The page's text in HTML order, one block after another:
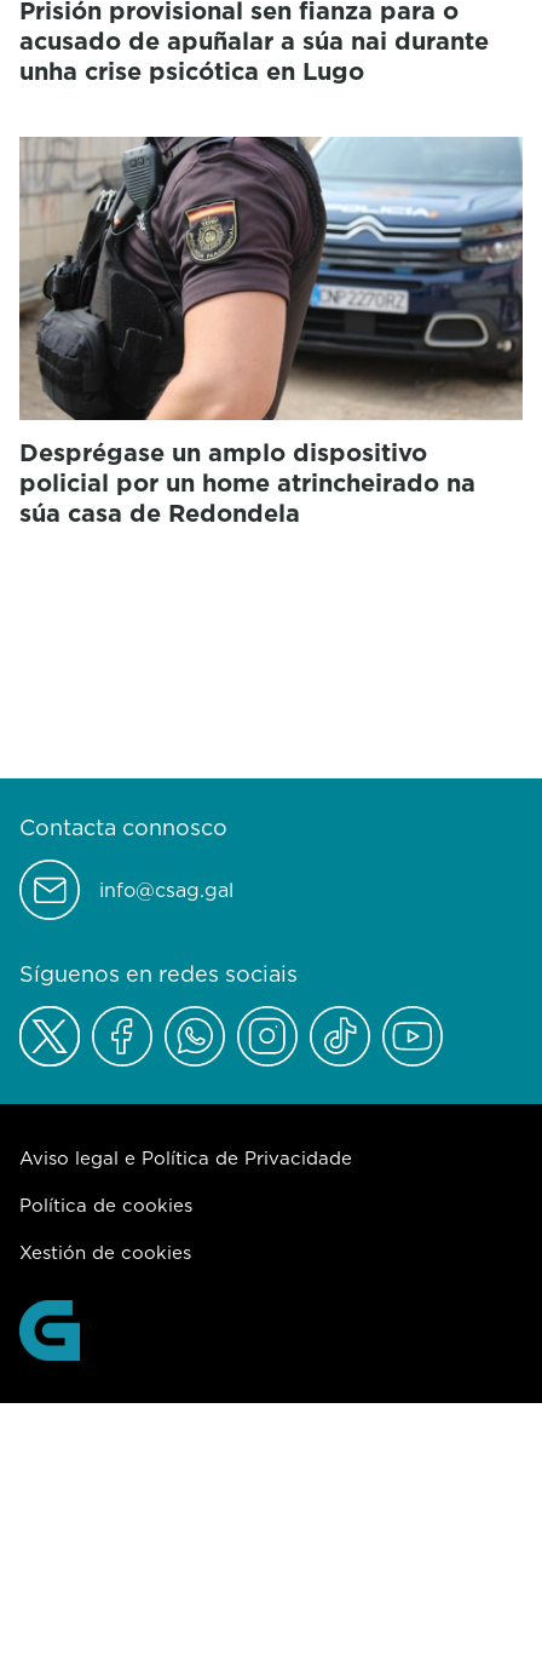
Prisión provisional sen fianza para o
acusado de apuñalar a súa nai durante
unha crise psicótica en Lugo
Desprégase un amplo dispositivo
policial por un home atrincheirado na
súa casa de Redondela
Contacta connosco
info@csag.gal
Síguenos en redes sociais
Aviso legal e Política de Privacidade
Política de cookies
Xestión de cookies